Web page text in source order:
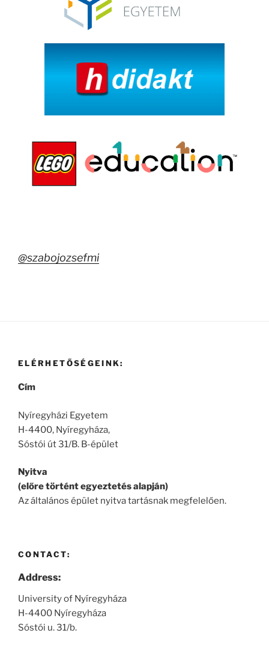
@szabojozsefmi
ELÉRHETŐSÉGEINK:
Cím
Nyíregyházi Egyetem
H-4400, Nyíregyháza,
Sóstói út 31/B. B-épület
Nyitva
(előre történt egyeztetés alapján)
Az általános épület nyitva tartásnak megfelelően.
CONTACT:
Address:
University of Nyíregyháza
H-4400 Nyíregyháza
Sóstói u. 31/b.